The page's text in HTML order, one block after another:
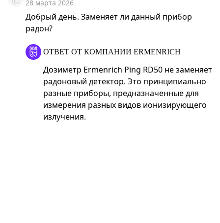
28 марта 2026
Добрый день. Заменяет ли данный прибор
радон?
ОТВЕТ ОТ КОМПАНИИ ERMENRICH
Дозиметр Ermenrich Ping RD50 не заменяет
радоновый детектор. Это принципиально
разные приборы, предназначенные для
измерения разных видов ионизирующего
излучения.